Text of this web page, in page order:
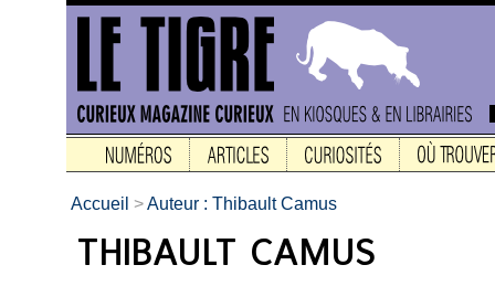
Accueil >Auteur : Thibault Camus